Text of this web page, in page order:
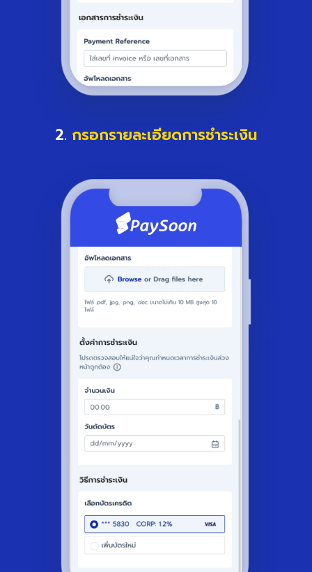
2. กรอกรายละเอียดการชำระเงิน